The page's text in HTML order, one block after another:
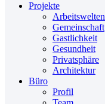
Projekte
Arbeitswelten
Gemeinschaft
Gastlichkeit
Gesundheit
Privatsphäre
Architektur
Büro
Profil